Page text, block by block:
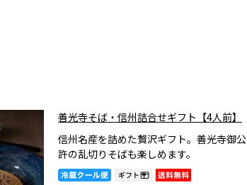
善光寺そば・信州詰合せギフト【4人前】
信州名産を詰めた贅沢ギフト。善光寺御公
許の乱切りそばも楽しめます。